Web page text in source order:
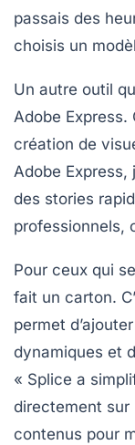
passais des
choisis un
Un autre outil
Adobe Express.
création de
Adobe Express,
des stories
professionnels,
Pour ceux qui
fait un carton.
permet
dynamiques et
« Splice a
directement sur
contenus pour